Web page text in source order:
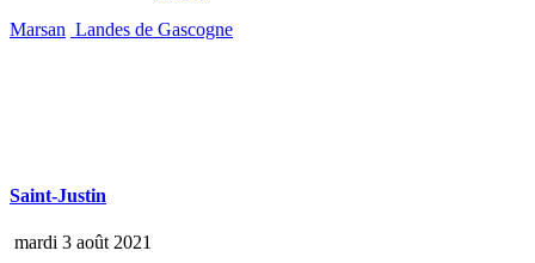
Marsan Landes de Gascogne
Saint-Justin
mardi 3 août 2021